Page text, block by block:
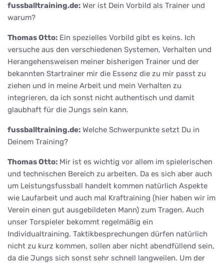
fussballtraining.de: Wer ist Dein Vorbild als Trainer und
warum?
Thomas Otto: Ein spezielles Vorbild gibt es keins. Ich
versuche aus den verschiedenen Systemen, Verhalten und
Herangehensweisen meiner bisherigen Trainer und der
bekannten Startrainer mir die Essenz die zu mir passt zu
ziehen und in meine Arbeit und mein Verhalten zu
integrieren, da ich sonst nicht authentisch und damit
glaubhaft für die Jungs sein kann.
fussballtraining.de: Welche Schwerpunkte setzt Du in
Deinem Training?
Thomas Otto: Mir ist es wichtig vor allem im spielerischen
und technischen Bereich zu arbeiten. Da es sich aber auch
um Leistungsfussball handelt kommen natürlich Aspekte
wie Laufarbeit und auch mal Kraftraining (hier haben wir im
Verein einen gut ausgebildeten Mann) zum Tragen. Auch
unser Torspieler bekommt regelmäßig ein
Individualtraining. Taktikbesprechungen dürfen natürlich
nicht zu kurz kommen, sollen aber nicht abendfüllend sein,
da die Jungs sich sonst sehr schnell langweilen. Um der